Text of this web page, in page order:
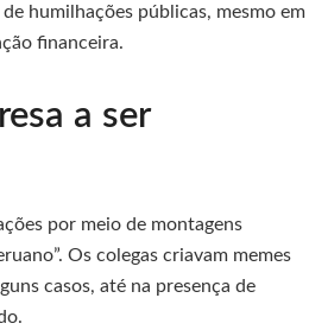
humilhações públicas, mesmo em
financeira.
a ser
por meio de montagens
Os colegas criavam memes
casos, até na presença de